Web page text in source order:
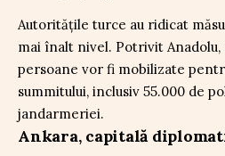
Autoritățile turce au ridicat
mai înalt nivel. Potrivit
persoane vor fi mobilizate
summitului, inclusiv 55.000 de
jandarmeriei.
Ankara, capitală